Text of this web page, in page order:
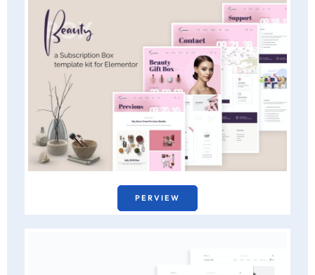
PERVIEW